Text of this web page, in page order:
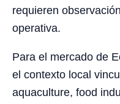
requieren
operativa.
Para el mercado de
el contexto local
aquaculture, food